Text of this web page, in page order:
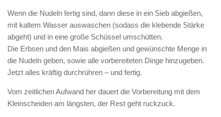
Wenn die Nudeln fertig sind, dann diese in ein Sieb abgießen,
mit kaltem Wasser auswaschen (sodass die klebende Stärke
abgeht) und in eine große Schüssel umschütten.
Die Erbsen und den Mais abgießen und gewünschte Menge in
die Nudeln geben, sowie alle vorbereiteten Dinge hinzugeben.
Jetzt alles kräftig durchrühren – und fertig.
Vom zeitlichen Aufwand her dauert die Vorbereitung mit dem
Kleinscheiden am längsten, der Rest geht ruckzuck.